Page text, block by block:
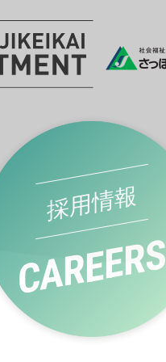
採用情報
CAREERS